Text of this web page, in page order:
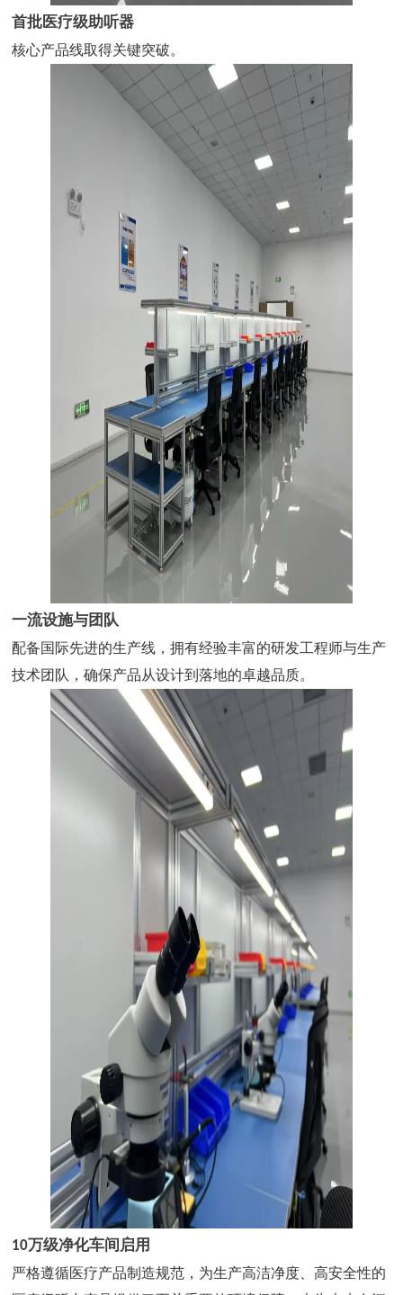
首批医疗级助听器
核心产品线取得关键突破。
一流设施与团队
配备国际先进的生产线，拥有经验丰富的研发工程师与生产
技术团队，确保产品从设计到落地的卓越品质。
10万级净化车间启用
严格遵循医疗产品制造规范，为生产高洁净度、高安全性的